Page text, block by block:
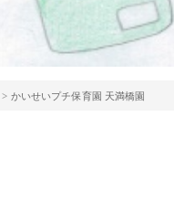
> かいせいプチ保育園 天満橋園